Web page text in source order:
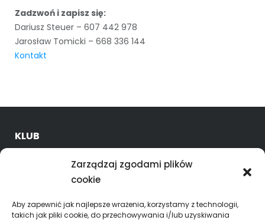
Zarządzaj zgodami plików
cookie
Aby zapewnić jak najlepsze wrażenia, korzystamy z technologii,
takich jak pliki cookie, do przechowywania i/lub uzyskiwania
Zadzwoń i zapisz się:
Dariusz Steuer – 607 442 978
Jarosław Tomicki – 668 336 144
Kontakt
KLUB
Godziny treningów